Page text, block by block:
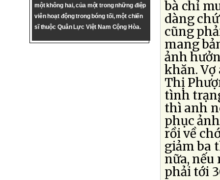
một không hai, của một trong những điệp
viên hoạt động trong bóng tối, một chiến
sĩ thuộc Quân Lực Việt Nam Cộng Hòa.
bà chỉ
dàng
cũng
mang
ảnh
khăn.
Thị
tình
thì anh
phục
rồi về
giảm ba
nữa,
phải tới